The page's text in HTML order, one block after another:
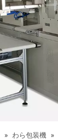
» わら包装機 »